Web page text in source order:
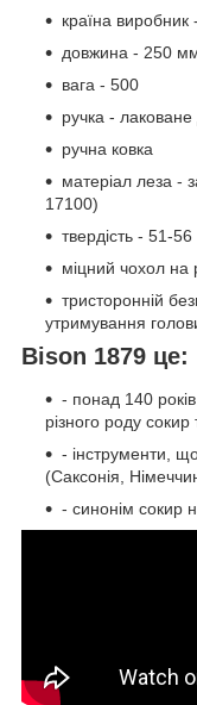
країна виробник
довжина - 250
вага - 500
ручка - лаковане
ручна ковка
матеріал леза -
17100)
твердість - 51-
міцний чохол на
тристоронній
утримування
Bison 1879 це:
- понад 140 років
різного роду сокир
- інструменти,
(Саксонія,
- синонім сокир